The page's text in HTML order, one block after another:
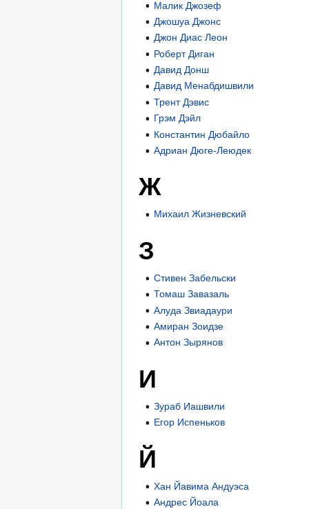
Малик Джозеф
Джошуа Джонс
Джон Диас Леон
Роберт Диган
Давид Донш
Давид Менабдишвили
Трент Дэвис
Грэм Дэйл
Константин Дюбайло
Адриан Дюге-Леюдек
Ж
Михаил Жизневский
З
Стивен Забельски
Томаш Завазаль
Алуда Звиадаури
Амиран Зоидзе
Антон Зырянов
И
Зураб Иашвили
Егор Испеньков
Й
Хан Йавима Андуэса
Андрес Йоала